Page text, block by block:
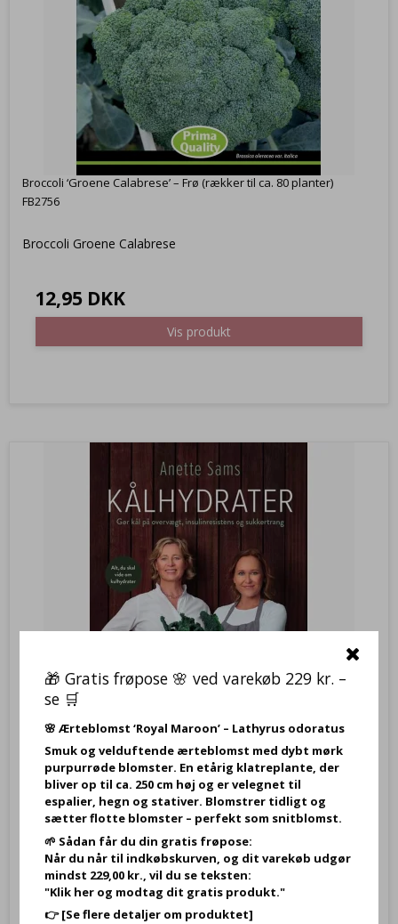
Broccoli ‘Groene Calabrese’ – Frø (rækker til ca. 80 planter)
FB2756
Broccoli Groene Calabrese
12,95 DKK
Vis produkt
Kålhydrater - Gør kål på overvægt, insulinresistens og
sukkertrang af Anette Sams;Jane Faerber, bog
YH9788702331431
Kålhydrater - Gør kål på overvægt, insulinresistens og
sukkertrang af Anette Sams;Jane Faerber, bog
249,95 DKK
🎁 Gratis frøpose 🌸 ved varekøb 229 kr. –
se 🛒
🌸 Ærteblomst ‘Royal Maroon’ – Lathyrus odoratus
Smuk og velduftende ærteblomst med dybt mørk
purpurrøde blomster. En etårig klatreplante, der
bliver op til ca. 250 cm høj og er velegnet til
espalier, hegn og stativer. Blomstrer tidligt og
sætter flotte blomster – perfekt som snitblomst.
🌱 Sådan får du din gratis frøpose:
Når du når til indkøbskurven, og dit varekøb udgør
mindst 229,00 kr., vil du se teksten:
"Klik her og modtag dit gratis produkt."
👉[Se flere detaljer om produktet]